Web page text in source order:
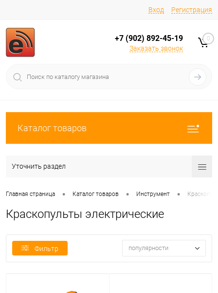
Вход Регистрация
+7 (902) 892-45-19
Заказать звонок
0
Каталог товаров
Уточнить раздел
Главная страница • Каталог товаров • Инструмент •
Краскопульты электрические
Фильтр популярности